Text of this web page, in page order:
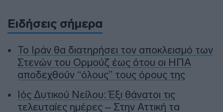
Ειδήσεις σήμερα
To Ιράν θα διατηρήσει τον αποκλεισμό των
Στενών του Ορμούζ έως ότου οι ΗΠΑ
αποδεχθούν “όλους” τους όρους της
Ιός Δυτικού Νείλου: Έξι θάνατοι τις
τελευταίες ημέρες – Στην Αττική τα